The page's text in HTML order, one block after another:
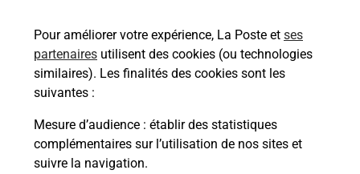
Pour améliorer votre expérience, La Poste et ses
partenaires utilisent des cookies (ou technologies
similaires). Les finalités des cookies sont les
suivantes :
Mesure d’audience : établir des statistiques
complémentaires sur l’utilisation de nos sites et
suivre la navigation.
En savoir plus
Foire aux questions